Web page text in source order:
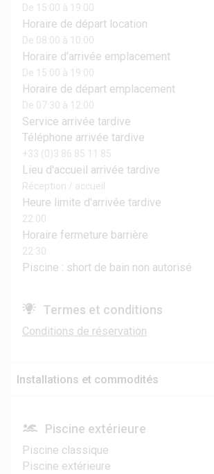
De 15:00 à 19:00
Horaire de départ location
De 08:00 à 10:00
Horaire d'arrivée emplacement
De 15:00 à 19:00
Horaire de départ emplacement
De 07:30 à 12:00
Service arrivée tardive
Téléphone arrivée tardive
+33 (0)3 86 85 11 85
Lieu d'accueil arrivée tardive
Réception / accueil
Heure limite d'arrivée tardive
22:00
Horaire fermeture barrière
22:30
Piscine : short de bain non autorisé
Termes et conditions
Conditions de réservation
Installations et commodités
Piscine extérieure
Piscine classique
Piscine extérieure